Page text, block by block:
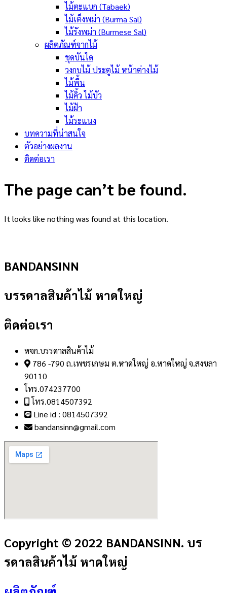
ไม้ตะแบก (Tabaek)
ไม้เต็งพม่า (Burma Sal)
ไม้รังพม่า (Burmese Sal)
ผลิตภัณฑ์จากไม้
ชุดบันได
วงกบไม้ ประตูไม้ หน้าต่างไม้
ไม้พื้น
ไม้คิ้ว ไม้บัว
ไม้ฝ้า
ไม้ระแนง
บทความที่น่าสนใจ
ตัวอย่างผลงาน
ติดต่อเรา
The page can’t be found.
It looks like nothing was found at this location.
BANDANSINN
บรรดาลสินค้าไม้ หาดใหญ่
ติดต่อเรา
หจก.บรรดาลสินค้าไม้
786 -790 ถ.เพชรเกษม ต.หาดใหญ่ อ.หาดใหญ่ จ.สงขลา
90110
โทร.074237700
โทร.0814507392
Line id : 0814507392
bandansinn@gmail.com
Copyright © 2022 BANDANSINN. บร
รดาลสินค้าไม้ หาดใหญ่